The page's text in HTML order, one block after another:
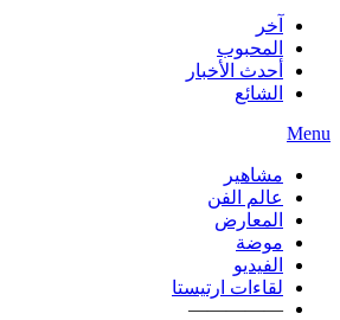
آخر
المحبوب
أحدث الأخبار
الشائع
Menu
مشاهير
عالم الفن
المعارض
موضة
الفيديو
لقاءات ارتيستا
—————